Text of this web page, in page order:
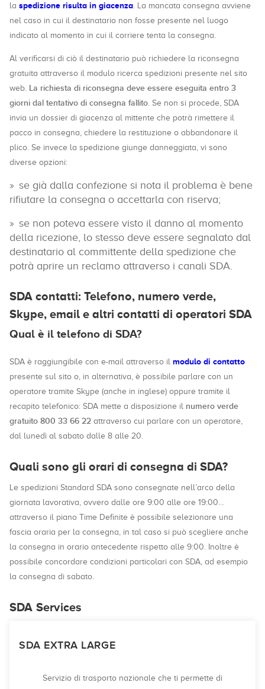
la spedizione risulta in giacenza. La mancata consegna avviene
nel caso in cui il destinatario non fosse presente nel luogo
indicato al momento in cui il corriere tenta la consegna.
Al verificarsi di ciò il destinatario può richiedere la riconsegna
gratuita attraverso il modulo ricerca spedizioni presente nel sito
web. La richiesta di riconsegna deve essere eseguita entro 3
giorni dal tentativo di consegna fallito. Se non si procede, SDA
invia un dossier di giacenza al mittente che potrà rimettere il
pacco in consegna, chiedere la restituzione o abbandonare il
plico. Se invece la spedizione giunge danneggiata, vi sono
diverse opzioni:
se già dalla confezione si nota il problema è bene
rifiutare la consegna o accettarla con riserva;
se non poteva essere visto il danno al momento
della ricezione, lo stesso deve essere segnalato dal
destinatario al committente della spedizione che
potrà aprire un reclamo attraverso i canali SDA.
SDA contatti: Telefono, numero verde,
Skype, email e altri contatti di operatori SDA
Qual è il telefono di SDA?
SDA è raggiungibile con e-mail attraverso il modulo di contatto
presente sul sito o, in alternativa, è possibile parlare con un
operatore tramite Skype (anche in inglese) oppure tramite il
recapito telefonico: SDA mette a disposizione il numero verde
gratuito 800 33 66 22 attraverso cui parlare con un operatore,
dal lunedì al sabato dalle 8 alle 20.
Quali sono gli orari di consegna di SDA?
Le spedizioni Standard SDA sono consegnate nell’arco della
giornata lavorativa, ovvero dalle ore 9:00 alle ore 19:00…
attraverso il piano Time Definite è possibile selezionare una
fascia oraria per la consegna, in tal caso si può scegliere anche
la consegna in orario antecedente rispetto alle 9:00. Inoltre è
possibile concordare condizioni particolari con SDA, ad esempio
la consegna di sabato.
SDA Services
SDA EXTRA LARGE
Servizio di trasporto nazionale che ti permette di